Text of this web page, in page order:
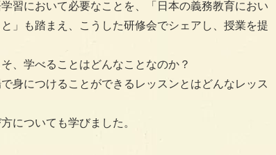
習において必要なことを、「日本の義務教育におい
」も踏まえ、こうした研修会でシェアし、授業を提
、学べることはどんなことなのか？
身につけることができるレッスンとはどんなレッス
についても学びました。